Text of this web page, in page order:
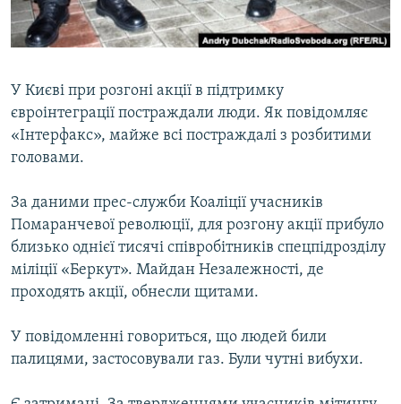
СВІДЧЕННЯ ОКУПАЦІЇ
УКРАЇНСЬКА ПРОБЛЕМА КРИМУ
Qırımtatar
Усі сайти RFE/RL
У Києві при розгоні акції в підтримку
євроінтеграції постраждали люди. Як повідомляє
«Інтерфакс», майже всі постраждалі з розбитими
головами.
За даними прес-служби Коаліції учасників
Помаранчевої революції, для розгону акції прибуло
близько однієї тисячі співробітників спецпідрозділу
міліції «Беркут». Майдан Незалежності, де
проходять акції, обнесли щитами.
У повідомленні говориться, що людей били
палицями, застосовували газ. Були чутні вибухи.